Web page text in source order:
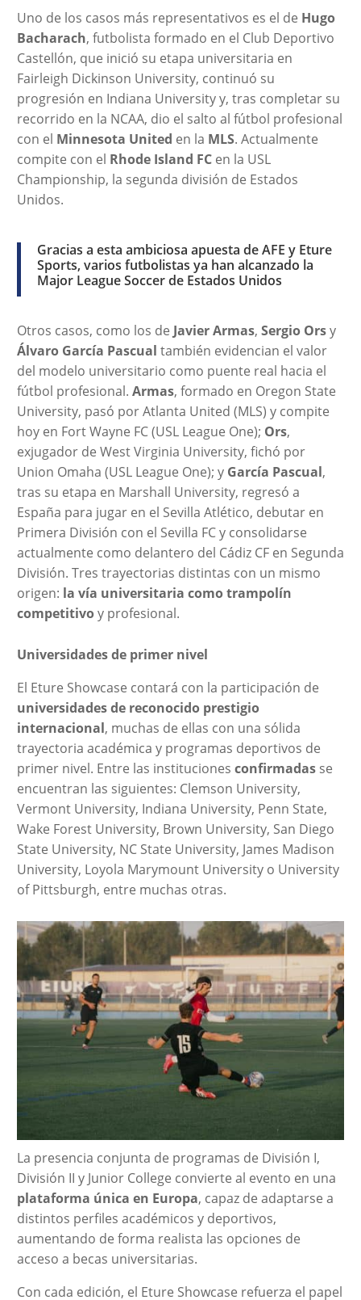
Uno de los casos más representativos es el de Hugo
Bacharach, futbolista formado en el Club Deportivo
Castellón, que inició su etapa universitaria en
Fairleigh Dickinson University, continuó su
progresión en Indiana University y, tras completar su
recorrido en la NCAA, dio el salto al fútbol profesional
con el Minnesota United en la MLS. Actualmente
compite con el Rhode Island FCen la USL
Championship, la segunda división de Estados
Unidos.
Gracias a esta ambiciosa apuesta de AFE y Eture
Sports, varios futbolistas ya han alcanzado la
Major League Soccer de Estados Unidos
Otros casos, como los de Javier Armas, Sergio Orsy
Álvaro García Pascual también evidencian el valor
del modelo universitario como puente real hacia el
fútbol profesional. Armas, formado en Oregon State
University, pasó por Atlanta United (MLS) y compite
hoy en Fort Wayne FC (USL League One); Ors,
exjugador de West Virginia University, fichó por
Union Omaha (USL League One); y García Pascual,
tras su etapa en Marshall University, regresó a
España para jugar en el Sevilla Atlético, debutar en
Primera División con el Sevilla FC y consolidarse
actualmente como delantero del Cádiz CF en Segunda
División. Tres trayectorias distintas con un mismo
origen: la vía universitaria como trampolín
competitivoy profesional.
Universidades de primer nivel
El Eture Showcase contará con la participación de
universidades de reconocido prestigio
internacional, muchas de ellas con una sólida
trayectoria académica y programas deportivos de
primer nivel. Entre las instituciones confirmadasse
encuentran las siguientes: Clemson University,
Vermont University, Indiana University, Penn State,
Wake Forest University, Brown University, San Diego
State University, NC State University, James Madison
University, Loyola Marymount University o University
of Pittsburgh, entre muchas otras.
La presencia conjunta de programas de División I,
División II y Junior College convierte al evento en una
plataforma única en Europa, capaz de adaptarse a
distintos perfiles académicos y deportivos,
aumentando de forma realista las opciones de
acceso a becas universitarias.
Con cada edición, el Eture Showcase refuerza el papel